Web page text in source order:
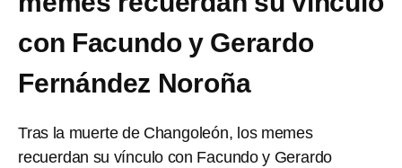
con Facundo y Gerardo
Fernández Noroña
Tras la muerte de Changoleón, los memes
recuerdan su vínculo con Facundo y Gerardo